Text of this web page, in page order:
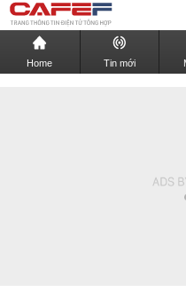
Home Tin mới